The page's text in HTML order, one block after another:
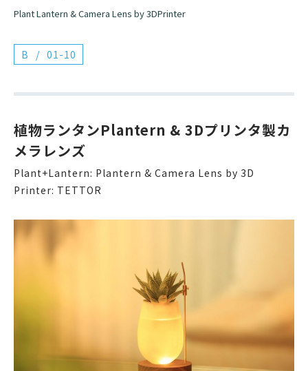
Plant Lantern & Camera Lens by 3DPrinter
B 01-10
植物ランタンPlantern & 3Dプリンタ製カ
メラレンズ
Plant+Lantern: Plantern & Camera Lens by 3D
Printer: TETTOR